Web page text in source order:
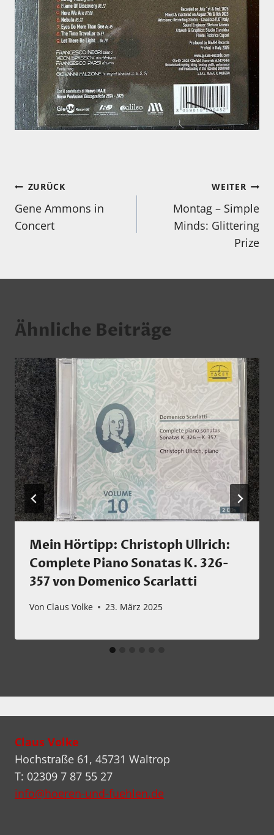
Beitragsnavigation
ZURÜCK
Gene Ammons in
Concert
WEITER
Montag – Simple
Minds: Glittering
Prize
Ähnliche Beiträge
Mein Hörtipp: Christoph Ullrich:
Complete Piano Sonatas K. 326-
357 von Domenico Scarlatti
Von Claus Volke 23. März 2025
Claus Volke
Hochstraße 61, 45731 Waltrop
T: 02309 7 87 55 27
info@hoeren-und-fuehlen.de